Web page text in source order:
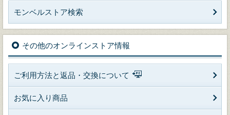
モンベルストア検索
その他のオンラインストア情報
ご利用方法と返品・交換について
お気に入り商品